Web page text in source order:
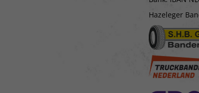
Hazeleger